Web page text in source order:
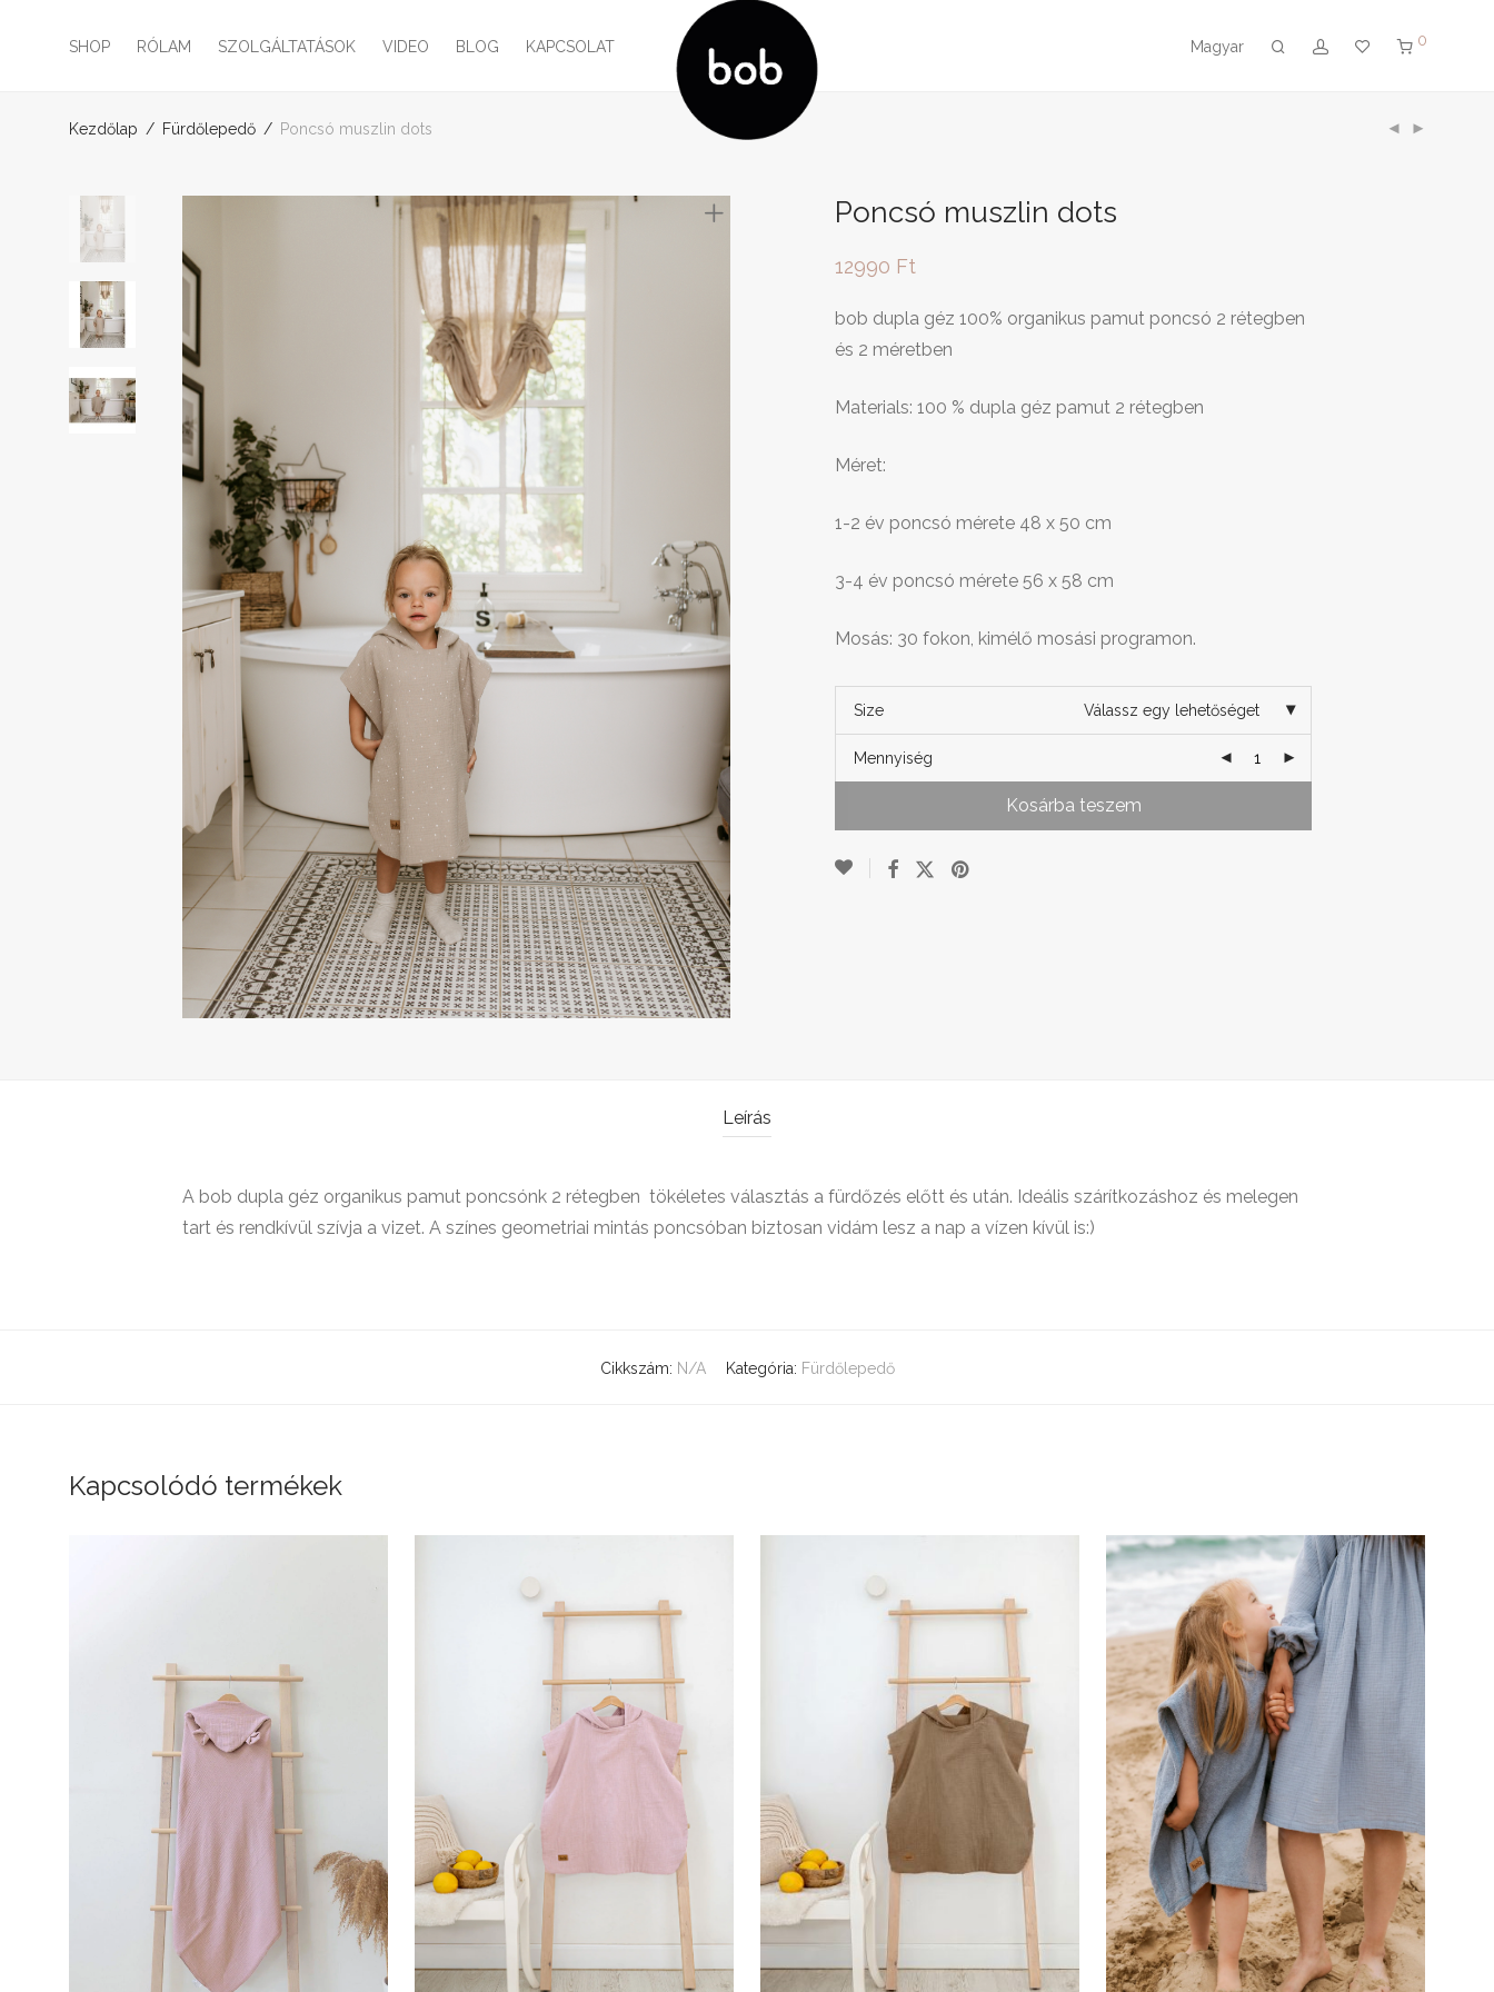
SHOP RÓLAM SZOLGÁLTATÁSOK VIDEO BLOG KAPCSOLAT Magyar 0
Kezdőlap / Fürdőlepedő / Poncsó muszlin dots
Poncsó muszlin dots
12990 Ft
bob dupla géz 100% organikus pamut poncsó 2 rétegben
és 2 méretben
Materials: 100 % dupla géz pamut 2 rétegben
Méret:
1-2 év poncsó mérete 48 x 50 cm
3-4 év poncsó mérete 56 x 58 cm
Mosás: 30 fokon, kimélő mosási programon.
Size Válassz egy lehetőséget
Mennyiség
Kosárba teszem
Leírás
A bob dupla géz organikus pamut poncsónk 2 rétegben tökéletes választás a fürdőzés előtt és után. Ideális szárítkozáshoz és melegen
tart és rendkívül szívja a vizet. A színes geometriai mintás poncsóban biztosan vidám lesz a nap a vízen kívül is:)
Cikkszám: N/A Kategória: Fürdőlepedő
Kapcsolódó termékek